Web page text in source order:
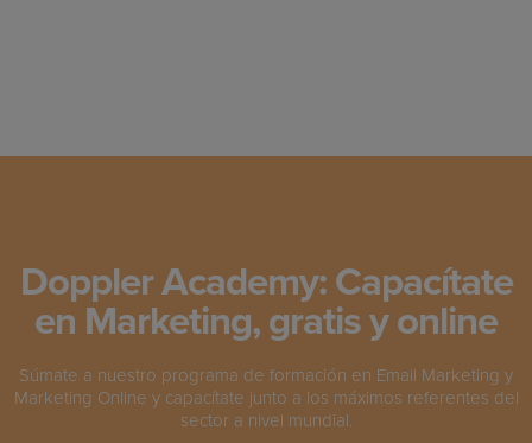
Doppler Academy: Capacítate
en Marketing, gratis y online
Súmate a nuestro programa de formación en Email Marketing y
Marketing Online y capacítate junto a los máximos referentes del
sector a nivel mundial.